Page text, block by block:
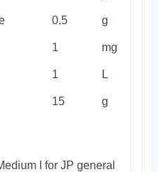
0.5 g
1 mg
1 L
15 g
I for JP general